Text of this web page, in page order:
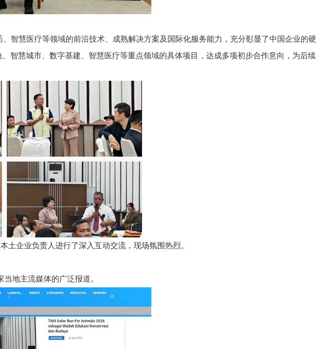
慧医疗等领域的前沿技术、成熟解决方案及国际化服务能力，充分彰显了中国企业的硬
智慧城市、数字基建、智慧医疗等重点领域的具体项目，达成多项初步合作意向，为后续
企业负责人进行了深入互动交流，现场氛围热烈。
地主流媒体的广泛报道。